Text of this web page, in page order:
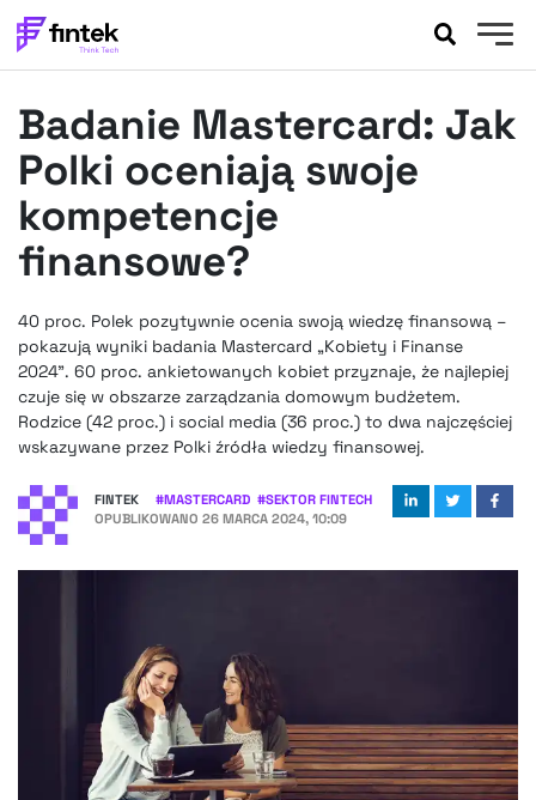
BANKOWOŚĆ
EVENTY
FELIETONY
WYWIADY
LEGAL
FINTEKEXTRA
OKIEM EKSPERTA
Badanie Mastercard: Jak
Polki oceniają swoje
kompetencje
finansowe?
40 proc. Polek pozytywnie ocenia swoją wiedzę finansową –
pokazują wyniki badania Mastercard „Kobiety i Finanse
2024”. 60 proc. ankietowanych kobiet przyznaje, że najlepiej
czuje się w obszarze zarządzania domowym budżetem.
Rodzice (42 proc.) i social media (36 proc.) to dwa najczęściej
wskazywane przez Polki źródła wiedzy finansowej.
FINTEK #MASTERCARD #SEKTOR FINTECH
OPUBLIKOWANO 26 MARCA 2024, 10:09